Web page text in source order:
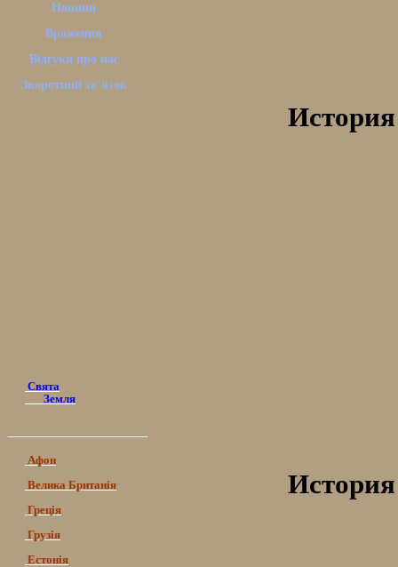
Новини
Враження
Відгуки про нас
Зворотний зв'язок
Свята
Земля
Афон
Велика Британія
Греція
Грузія
Естонія
История
История